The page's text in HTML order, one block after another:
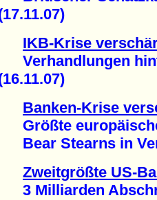
IKB-Krise
Verhandlungen
Banken-Krise
Größte
Bear Stearns in
Zweitgrößte US-
3 Milliarden